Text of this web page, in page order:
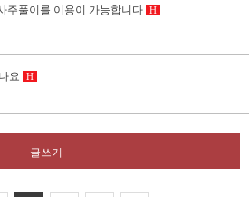
주풀이를 이용이 가능합니다 H
요 H
글쓰기